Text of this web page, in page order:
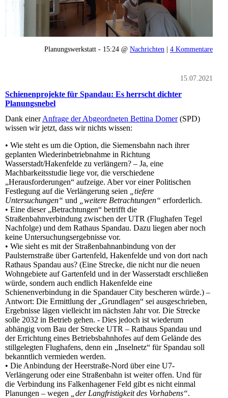
Planungswerkstatt - 15:24 @ Nachrichten | 4 Kommentare
15.07.2021
Schienenprojekte für Spandau: Es herrscht dichter
Planungsnebel
Dank einerAnfrage der Abgeordneten Bettina Domer(SPD)
wissen wir jetzt, dass wir nichts wissen:
• Wie steht es um die Option, die Siemensbahn nach ihrer
geplanten Wiederinbetriebnahme in Richtung
Wasserstadt/Hakenfelde zu verlängern? – Ja, eine
Machbarkeitsstudie liege vor, die verschiedene
„Herausforderungen“ aufzeige. Aber vor einer Politischen
Festlegung auf die Verlängerung seien
„tiefere
Untersuchungen“ und „weitere Betrachtungen“ erforderlich.
• Eine dieser „Betrachtungen“ betrifft die
Straßenbahnverbindung zwischen der UTR (Flughafen Tegel
Nachfolge) und dem Rathaus Spandau. Dazu liegen aber noch
keine Untersuchungsergebnisse vor.
• Wie sieht es mit der Straßenbahnanbindung von der
Paulsternstraße über Gartenfeld, Hakenfelde und von dort nach
Rathaus Spandau aus? (Eine Strecke, die nicht nur die neuen
Wohngebiete auf Gartenfeld und in der Wasserstadt erschließen
würde, sondern auch endlich Hakenfelde eine
Schienenverbindung in die Spandauer City bescheren würde.) –
Antwort: Die Ermittlung der „Grundlagen“ sei ausgeschrieben,
Ergebnisse lägen vielleicht im nächsten Jahr vor. Die Strecke
solle 2032 in Betrieb gehen. - Dies jedoch ist wiederum
abhängig vom Bau der Strecke UTR – Rathaus Spandau und
der Errichtung eines Betriebsbahnhofes auf dem Gelände des
stillgelegten Flughafens, denn ein „Inselnetz“ für Spandau soll
bekanntlich vermieden werden.
• Die Anbindung der Heerstraße-Nord über eine U7-
Verlängerung oder eine Straßenbahn ist weiter offen. Und für
die Verbindung ins Falkenhagener Feld gibt es nicht einmal
Planungen – wegen
„der Langfristigkeit des Vorhabens“.